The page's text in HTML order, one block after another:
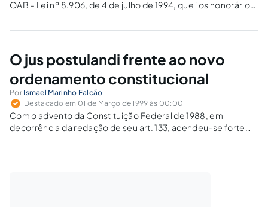
OAB – Lei nº 8.906, de 4 de julho de 1994, que "os honorários
pertencem ao advogado, tendo este direito autônomo…
O jus postulandi frente ao novo
ordenamento constitucional
Por Ismael Marinho Falcão
Destacado em 01 de Março de 1999 às 00:00
Com o advento da Constituição Federal de 1988, em
decorrência da redação de seu art. 133, acendeu-se forte
âmbito da Justiça do Trabalho, sabido que tal princípio